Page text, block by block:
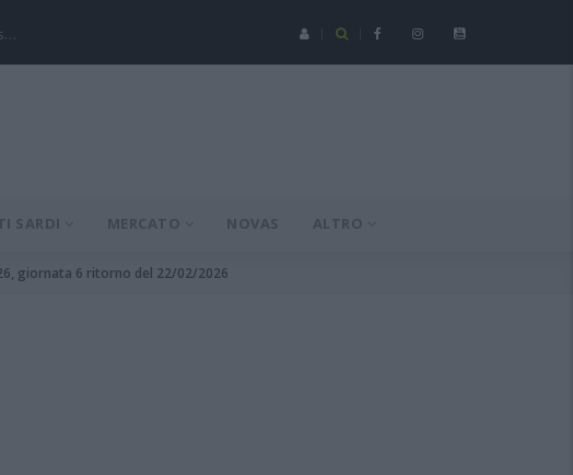
Serie C - Coppa Italia: Spezia-Torres posticipata a domenica 16
SARDI MERCATO NOVAS ALTRO
giornata 6 ritorno del 22/02/2026